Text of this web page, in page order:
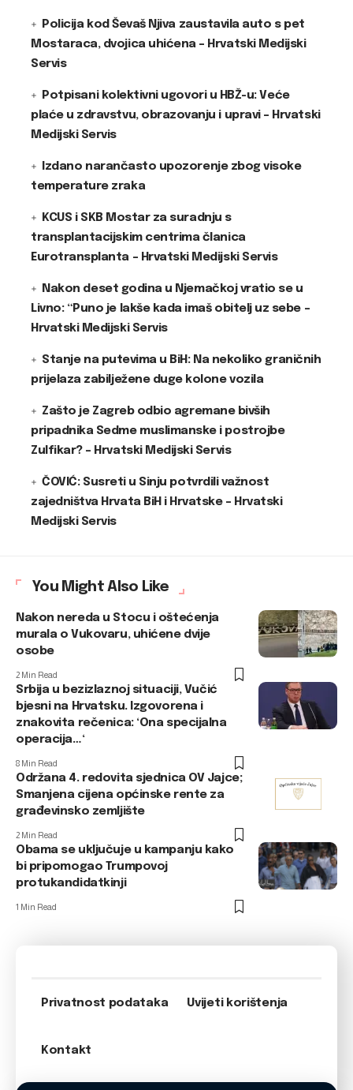
Policija kod Ševaš Njiva zaustavila auto s pet
Mostaraca, dvojica uhićena – Hrvatski Medijski
Servis
Potpisani kolektivni ugovori u HBŽ-u: Veće
plaće u zdravstvu, obrazovanju i upravi – Hrvatski
Medijski Servis
Izdano narančasto upozorenje zbog visoke
temperature zraka
KCUS i SKB Mostar za suradnju s
transplantacijskim centrima članica
Eurotransplanta – Hrvatski Medijski Servis
Nakon deset godina u Njemačkoj vratio se u
Livno: “Puno je lakše kada imaš obitelj uz sebe –
Hrvatski Medijski Servis
Stanje na putevima u BiH: Na nekoliko graničnih
prijelaza zabilježene duge kolone vozila
Zašto je Zagreb odbio agremane bivših
pripadnika Sedme muslimanske i postrojbe
Zulfikar? – Hrvatski Medijski Servis
ČOVIĆ: Susreti u Sinju potvrdili važnost
zajedništva Hrvata BiH i Hrvatske – Hrvatski
Medijski Servis
You Might Also Like
Nakon nereda u Stocu i oštećenja
murala o Vukovaru, uhićene dvije
osobe
2 Min Read
Srbija u bezizlaznoj situaciji, Vučić
bjesni na Hrvatsku. Izgovorena i
znakovita rečenica: ‘Ona specijalna
operacija…‘
8 Min Read
Održana 4. redovita sjednica OV Jajce;
Smanjena cijena općinske rente za
građevinsko zemljište
2 Min Read
Obama se uključuje u kampanju kako
bi pripomogao Trumpovoj
protukandidatkinji
1 Min Read
Privatnost podataka Uvijeti korištenja
Kontakt